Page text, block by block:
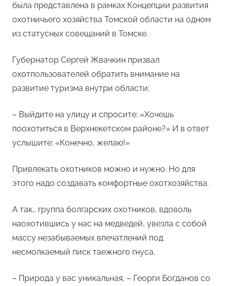
была представлена в рамках Концепции развития
охотничьего хозяйства Томской области на одном
из статусных совещаний в Томске.
Губернатор Сергей Жвачкин призвал
охотпользователей обратить внимание на
развитие туризма внутри области:
– Выйдите на улицу и спросите: «Хочешь
поохотиться в Верхнекетском районе?» И в ответ
услышите: «Конечно, желаю!»
Привлекать охотников можно и нужно. Но для
этого надо создавать комфортные охотхозяйства.
А так… группа болгарских охотников, вдоволь
наохотившись у нас на медведей, увезла с собой
массу незабываемых впечатлений под
несмолкаемый писк таежного гнуса.
– Природа у вас уникальная, – Георги Богданов со